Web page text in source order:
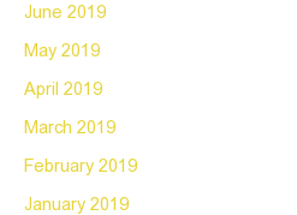
June 2019
May 2019
April 2019
March 2019
February 2019
January 2019